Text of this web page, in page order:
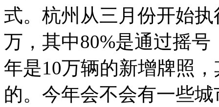
式。杭州从三月份开始
万，其中80%是通过摇
年是10万辆的新增牌照
的。今年会不会有一些